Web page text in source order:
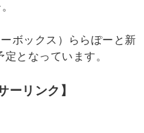
ボックス）ららぽーと新
となっています。
ーリンク】